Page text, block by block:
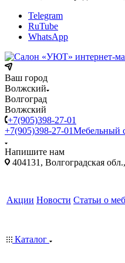
Telegram
RuTube
WhatsApp
Ваш город
Волжский
Волгоград
Волжский
+7(905)398-27-01
+7(905)398-27-01Мебельный
Напишите нам
404131, Волгоградская
Акции Новости Статьи о
Каталог